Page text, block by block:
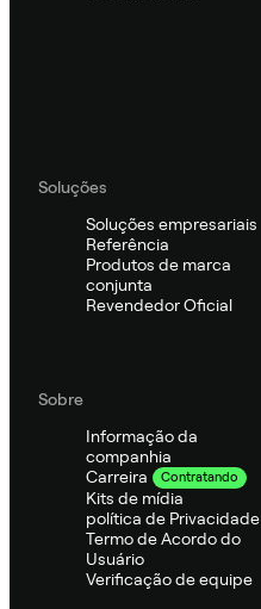
Soluções
Soluções empresariais
Referência
Produtos de marca
conjunta
Revendedor Oficial
Sobre
Informação da
companhia
Carreira
Contratando
Kits de mídia
política de Privacidade
Termo de Acordo do
Usuário
Verificação de equipe